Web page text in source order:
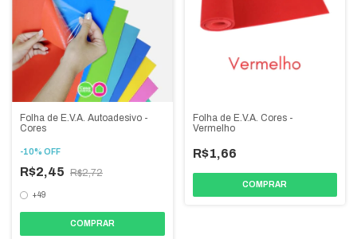
Folha de E.V.A. Autoadesivo -
Cores
-10% OFF
R$2,45 R$2,72
+49
COMPRAR
Folha de E.V.A. Cores -
Vermelho
R$1,66
COMPRAR